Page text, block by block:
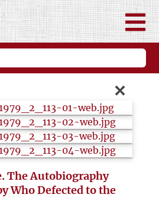
×
The Autobiography
Who Defected to the